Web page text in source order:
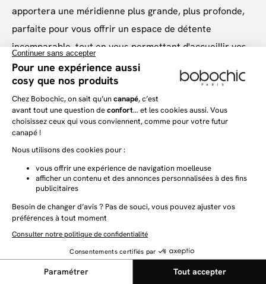
apportera une méridienne plus grande, plus profonde,
parfaite pour vous offrir un espace de détente
incomparable, tout en vous permettant d'accueillir vos
proches dans les meilleures conditions !
Choisissez ensuite votre canapé d’angle enfonction de
son revêtement, qu’il soit en tissu chiné ou texturé, en
tissu bouclette ou en velours côtelé, l’essentiel étant
qu’il vous apporte confort et douceur au quotidien.
Choisissez également votre canapé d’angle en fonction
de l’ambiance particulière que vous souhaitez créer
dans votre salon, ou par rapport au mobilier qui habille
déjà votre pièce. Que vous recherchiez un canapé
d’angle de style moderne, vintage, bohème ou
scandinave, tous les styles sont représentés dans notre
sélection de canapés d’angle, et vous pourrez ainsi
trouver un modèle adapté au style que vous souhaitez